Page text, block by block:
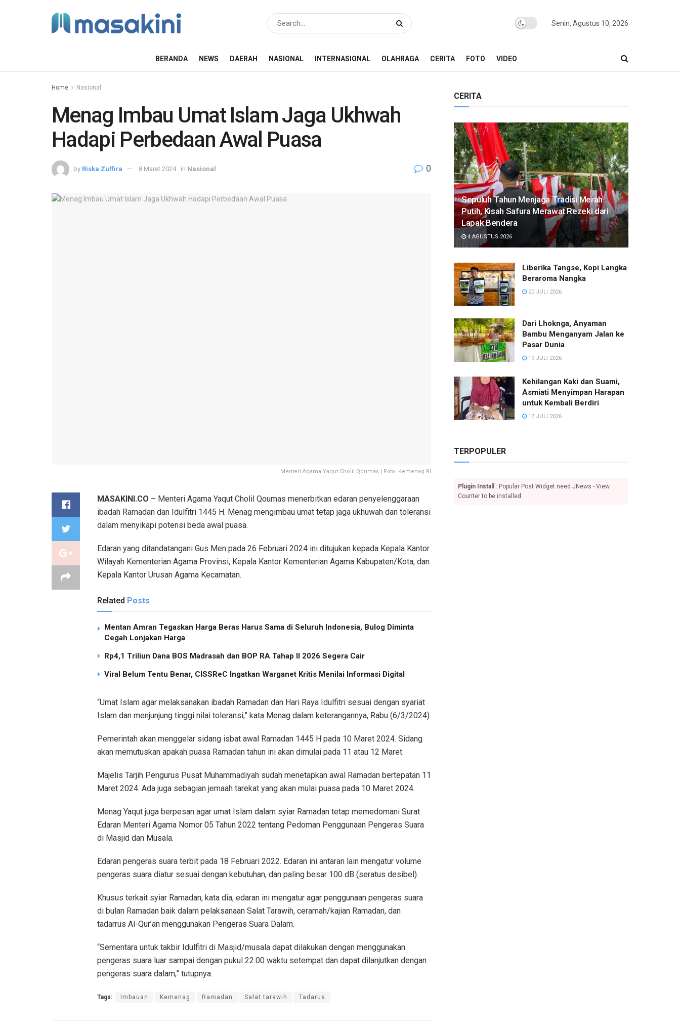
Senin, Agustus 10, 2026
BERANDA NEWS DAERAH NASIONAL INTERNASIONAL OLAHRAGA CERITA FOTO VIDEO
Home Nasional
Menag Imbau Umat Islam Jaga Ukhwah
Hadapi Perbedaan Awal Puasa
by Riska Zulfira 8 Maret 2024 in Nasional 0
Menteri Agama Yaqut Cholil Qoumas | Foto: Kemenag RI
MASAKINI.CO – Menteri Agama Yaqut Cholil Qoumas menerbitkan edaran penyelenggaraan
ibadah Ramadan dan Idulfitri 1445 H. Menag mengimbau umat tetap jaga ukhuwah dan toleransi
dalam menyikapi potensi beda awal puasa.
Edaran yang ditandatangani Gus Men pada 26 Februari 2024 ini ditujukan kepada Kepala Kantor
Wilayah Kementerian Agama Provinsi, Kepala Kantor Kementerian Agama Kabupaten/Kota, dan
Kepala Kantor Urusan Agama Kecamatan.
Related Posts
Mentan Amran Tegaskan Harga Beras Harus Sama di Seluruh Indonesia, Bulog Diminta
Cegah Lonjakan Harga
Rp4,1 Triliun Dana BOS Madrasah dan BOP RA Tahap II 2026 Segera Cair
Viral Belum Tentu Benar, CISSReC Ingatkan Warganet Kritis Menilai Informasi Digital
“Umat Islam agar melaksanakan ibadah Ramadan dan Hari Raya Idulfitri sesuai dengan syariat
Islam dan menjunjung tinggi nilai toleransi,” kata Menag dalam keterangannya, Rabu (6/3/2024).
Pemerintah akan menggelar sidang isbat awal Ramadan 1445 H pada 10 Maret 2024. Sidang
akan memutuskan apakah puasa Ramadan tahun ini akan dimulai pada 11 atau 12 Maret.
Majelis Tarjih Pengurus Pusat Muhammadiyah sudah menetapkan awal Ramadan bertepatan 11
Maret 2024. Ada juga sebagian jemaah tarekat yang akan mulai puasa pada 10 Maret 2024.
Menag Yaqut juga berpesan agar umat Islam dalam syiar Ramadan tetap memedomani Surat
Edaran Menteri Agama Nomor 05 Tahun 2022 tentang Pedoman Penggunaan Pengeras Suara
di Masjid dan Musala.
Edaran pengeras suara terbit pada 18 Februari 2022. Edaran ini antaran lain mengatur volume
pengeras suara diatur sesuai dengan kebutuhan, dan paling besar 100 dB (seratus desibel).
Khusus terkait syiar Ramadan, kata dia, edaran ini mengatur agar penggunaan pengeras suara
di bulan Ramadan baik dalam pelaksanaan Salat Tarawih, ceramah/kajian Ramadan, dan
tadarrus Al-Qur’an menggunakan Pengeras Suara Dalam.
“Sementara untuk takbir Idulfitri di Masjid/musala dapat dilakukan dengan menggunakan
pengeras suara luar sampai dengan pukul 22.00 waktu setempat dan dapat dilanjutkan dengan
pengeras suara dalam,” tutupnya.
Tags: Imbauan Kemenag Ramadan Salat tarawih Tadarus
CERITA
Sepuluh Tahun Menjaga Tradisi Merah
Putih, Kisah Safura Merawat Rezeki dari
Lapak Bendera
4 AGUSTUS 2026
Liberika Tangse, Kopi Langka
Beraroma Nangka
20 JULI 2026
Dari Lhoknga, Anyaman
Bambu Menganyam Jalan ke
Pasar Dunia
19 JULI 2026
Kehilangan Kaki dan Suami,
Asmiati Menyimpan Harapan
untuk Kembali Berdiri
17 JULI 2026
TERPOPULER
Plugin Install
: Popular Post Widget need JNews - View
Counter to be installed